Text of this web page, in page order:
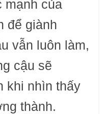
mạnh của
để giành
vẫn luôn làm,
cậu sẽ
khi nhìn thấy
thành.